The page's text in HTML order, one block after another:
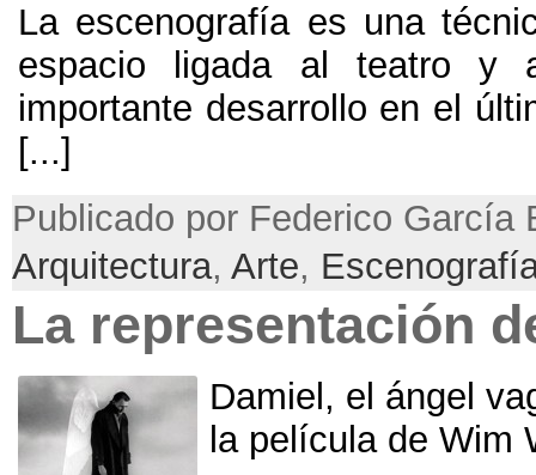
La escenografía es una
espacio ligada al teatro y
importante desarrollo en el
[...]
Publicado por Federico García
Arquitectura, Arte,
La representación
Damiel , el ángel
la película de Wim